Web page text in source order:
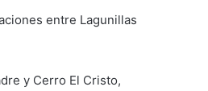
entre Lagunillas
y Cerro El Cristo,